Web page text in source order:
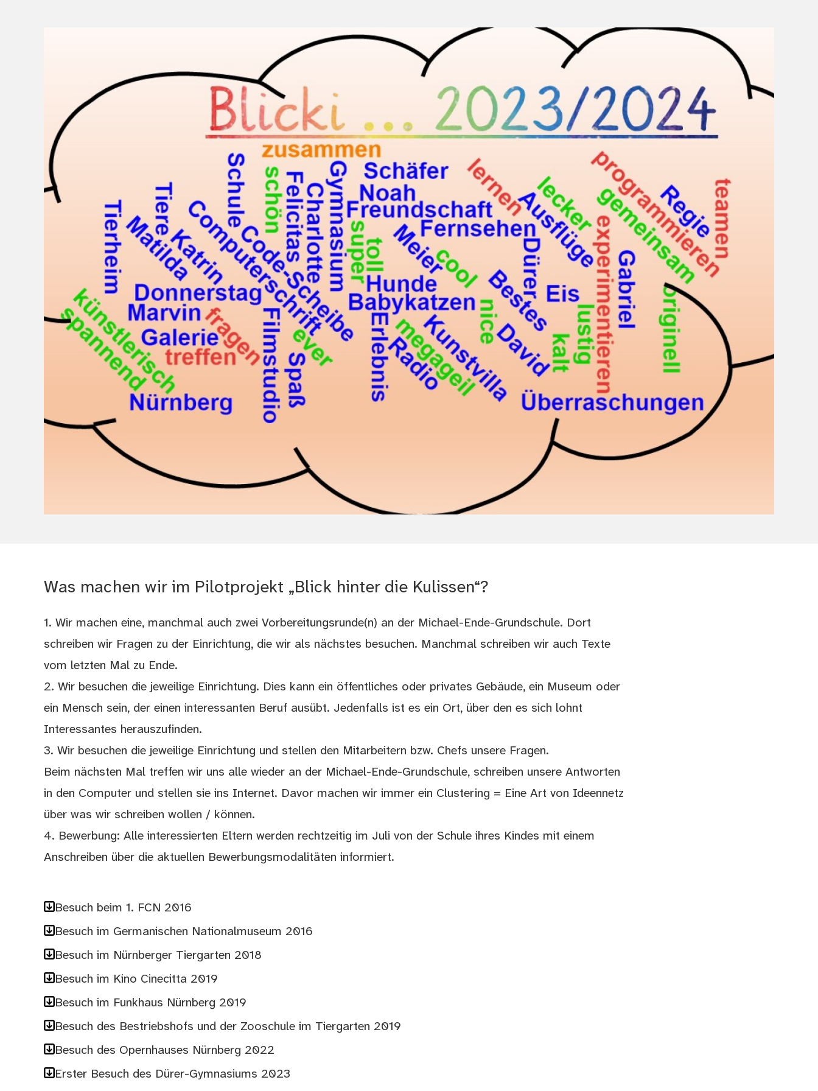
Was machen wir im Pilotprojekt „Blick hinter die Kulissen“?
1. Wir machen eine, manchmal auch zwei Vorbereitungsrunde(n) an der Michael-Ende-Grundschule. Dort
schreiben wir Fragen zu der Einrichtung, die wir als nächstes besuchen. Manchmal schreiben wir auch Texte
vom letzten Mal zu Ende.
2. Wir besuchen die jeweilige Einrichtung. Dies kann ein öffentliches oder privates Gebäude, ein Museum oder
ein Mensch sein, der einen interessanten Beruf ausübt. Jedenfalls ist es ein Ort, über den es sich lohnt
Interessantes herauszufinden.
3. Wir besuchen die jeweilige Einrichtung und stellen den Mitarbeitern bzw. Chefs unsere Fragen.
Beim nächsten Mal treffen wir uns alle wieder an der Michael-Ende-Grundschule, schreiben unsere Antworten
in den Computer und stellen sie ins Internet. Davor machen wir immer ein Clustering = Eine Art von Ideennetz
über was wir schreiben wollen / können.
4. Bewerbung: Alle interessierten Eltern werden rechtzeitig im Juli von der Schule ihres Kindes mit einem
Anschreiben über die aktuellen Bewerbungsmodalitäten informiert.
Besuch beim 1. FCN 2016
Besuch im Germanischen Nationalmuseum 2016
Besuch im Nürnberger Tiergarten 2018
Besuch im Kino Cinecitta 2019
Besuch im Funkhaus Nürnberg 2019
Besuch des Bestriebshofs und der Zooschule im Tiergarten 2019
Besuch des Opernhauses Nürnberg 2022
Erster Besuch des Dürer-Gymnasiums 2023